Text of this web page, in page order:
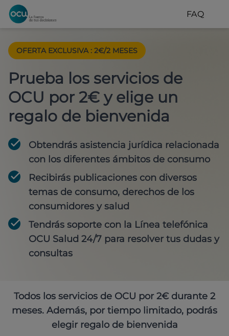
FAQ
OFERTA EXCLUSIVA : 2€/2 MESES
Prueba los servicios de
OCU por 2€ y elige un
regalo de bienvenida
Obtendrás asistencia jurídica relacionada
con los diferentes ámbitos de consumo
Recibirás publicaciones con diversos
temas de consumo, derechos de los
consumidores y salud
Tendrás soporte con la Línea telefónica
OCU Salud 24/7 para resolver tus dudas y
consultas
Todos los servicios de OCU por 2€ durante 2
meses. Además, por tiempo limitado, podrás
elegir regalo de bienvenida